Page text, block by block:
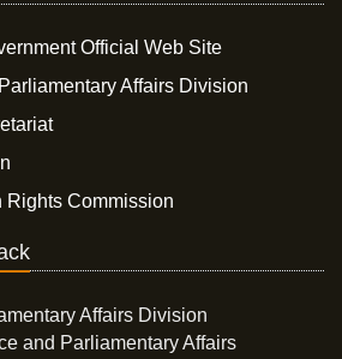
Official Web Site
Affairs Division
Rights Commission
Affairs Division
and Parliamentary Affairs